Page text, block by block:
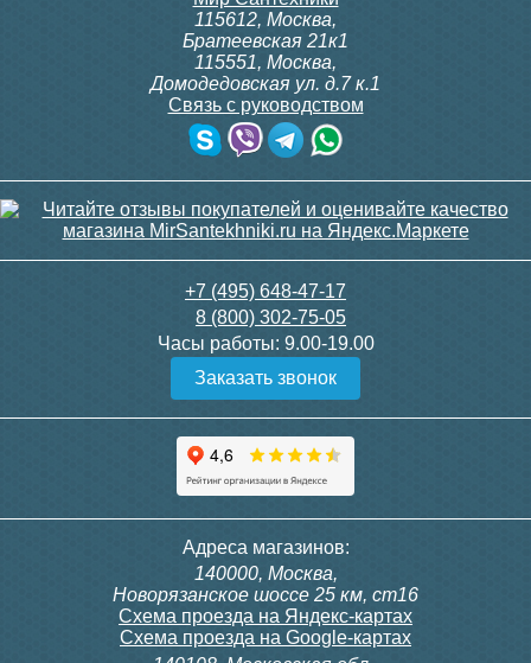
Рабочее и опрессовочное давление
постоянного давления воды, которое
радиатор способен выдержать. Оно должно
настолько высокое, чтобы смогло с запасом
перекрыть давление в системе отопления.
городских многоэтажках наивысшим
значением является16 атм, в малоэтажных
Чугунный радиатор
Радимакс (RETROstyle)
3 950
Подробнее
115612, Москва,
Братеевская 21к1
115551, Москва,
Домодедовская ул. д.7 к.1
Связь с руководством
+7 (495) 648-47-17
8 (800) 302-75-05
Часы работы: 9.00-19.00
Заказать звонок
Адреса магазинов:
140000, Москва,
Новорязанское шоссе 25 км, ст16
Схема проезда на Яндекс-картах
Схема проезда на Google-картах